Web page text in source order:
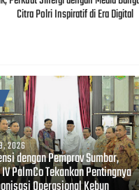
Citra Polri Inspiratif di Era Digital
2026
dengan Pemprov Sumbar,
IV PalmCo Tekankan Pentingnya